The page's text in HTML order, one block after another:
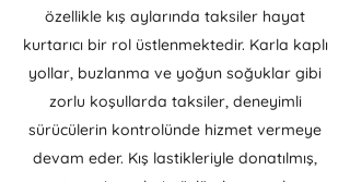
özellikle kış aylarında taksiler hayat
kurtarıcı bir rol üstlenmektedir. Karla kaplı
yollar, buzlanma ve yoğun soğuklar gibi
zorlu koşullarda taksiler, deneyimli
sürücülerin kontrolünde hizmet vermeye
devam eder. Kış lastikleriyle donatılmış,